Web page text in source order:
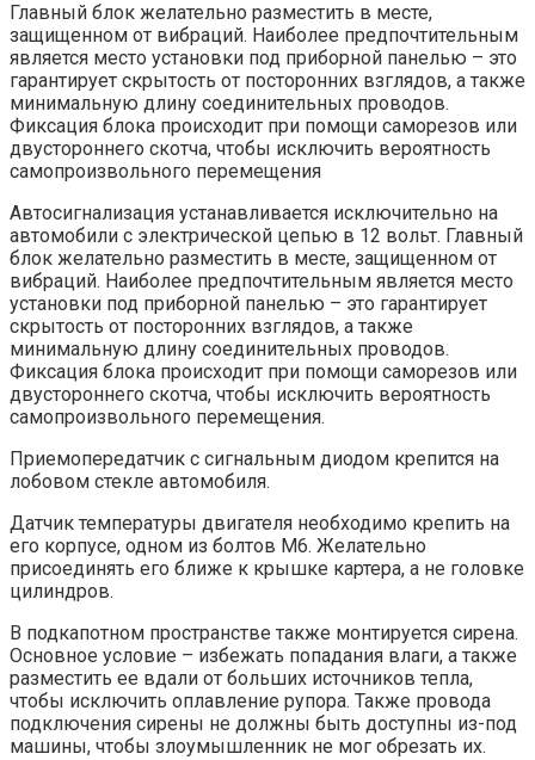
Главный блок желательно разместить в месте,
защищенном от вибраций. Наиболее предпочтительным
является место установки под приборной панелью – это
гарантирует скрытость от посторонних взглядов, а также
минимальную длину соединительных проводов.
Фиксация блока происходит при помощи саморезов или
двустороннего скотча, чтобы исключить вероятность
самопроизвольного перемещения
Автосигнализация устанавливается исключительно на
автомобили с электрической цепью в 12 вольт. Главный
блок желательно разместить в месте, защищенном от
вибраций. Наиболее предпочтительным является место
установки под приборной панелью – это гарантирует
скрытость от посторонних взглядов, а также
минимальную длину соединительных проводов.
Фиксация блока происходит при помощи саморезов или
двустороннего скотча, чтобы исключить вероятность
самопроизвольного перемещения.
Приемопередатчик с сигнальным диодом крепится на
лобовом стекле автомобиля.
Датчик температуры двигателя необходимо крепить на
его корпусе, одном из болтов М6. Желательно
присоединять его ближе к крышке картера, а не головке
цилиндров.
В подкапотном пространстве также монтируется сирена.
Основное условие – избежать попадания влаги, а также
разместить ее вдали от больших источников тепла,
чтобы исключить оплавление рупора. Также провода
подключения сирены не должны быть доступны из-под
машины, чтобы злоумышленник не мог обрезать их.